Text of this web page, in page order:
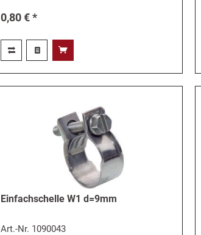
0,80 € *
Einfachschelle W1 d=9mm
Art.-Nr. 1090043